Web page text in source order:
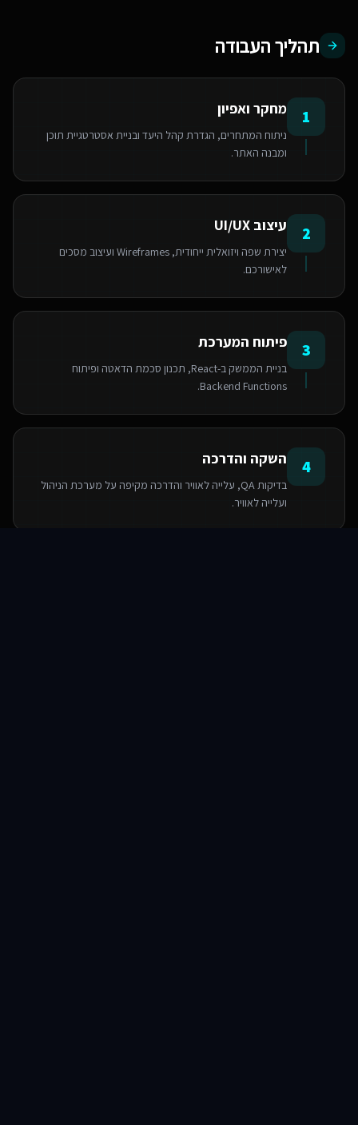
תהליך העבודה
1 מחקר ואפיון
ניתוח המתחרים, הגדרת קהל היעד ובניית אסטרטגיית תוכן
ומבנה האתר.
2 עיצוב UI/UX
יצירת שפה ויזואלית ייחודית, Wireframes ועיצוב מסכים
לאישורכם.
3 פיתוח המערכת
בניית הממשק ב-React, תכנון סכמת הדאטה ופיתוח
Backend Functions.
4 השקה והדרכה
בדיקות QA, עלייה לאוויר והדרכה מקיפה על מערכת הניהול
ועלייה לאוויר.